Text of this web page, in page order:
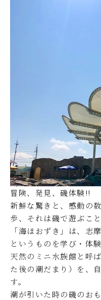
冒険、発見、磯体験!!
新鮮な驚きと、感動の
歩、それは磯で遊ぶこと
「海ほおずき」は、志
というものを学び・体
天然のミニ水族館と呼
た後の潮だまり）を、
す。
潮が引いた時の磯のお